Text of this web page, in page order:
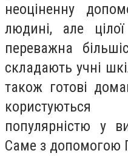
неоціненну
людині, але
переважна
складають учні
також готові
популярністю у
Саме з допомогою